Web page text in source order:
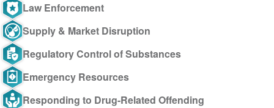
Law Enforcement
Supply & Market Disruption
Regulatory Control of Substances
Emergency Resources
Responding to Drug-Related Offending